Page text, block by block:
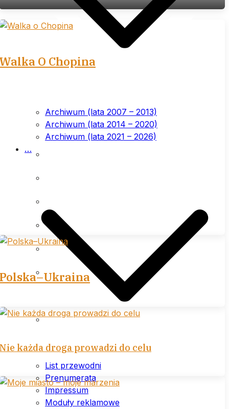
Moduły reklamowe
Cennik
Polityka prywatności (plików
cookies) serwisu
Warunki ogólne
Archiwum (lata 2007 – 2013)
Archiwum (lata 2014 – 2020)
Archiwum (lata 2021 – 2026)
…
List przewodni
Prenumerata
Impressum
Moduły reklamowe
O Chopina
każda droga prowadzi do celu